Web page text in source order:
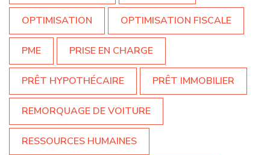
OPTIMISATION OPTIMISATION FISCALE
PME PRISE EN CHARGE
PRÊT HYPOTHÉCAIRE PRÊT IMMOBILIER
REMORQUAGE DE VOITURE
RESSOURCES HUMAINES